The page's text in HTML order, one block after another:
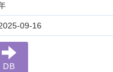
09-16
DB